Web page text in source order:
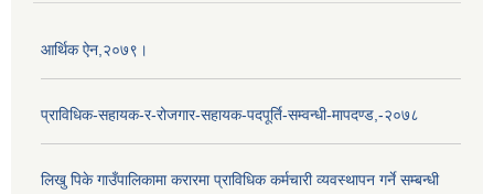
आर्थिक ऐन,२०७९।
प्राविधिक-सहायक-र-रोजगार-सहायक-पदपूर्ति-सम्वन्धी-मापदण्ड,-२०७८
लिखु पिके गाउँपालिकामा करारमा प्राविधिक कर्मचारी व्यवस्थापन गर्ने सम्बन्धी